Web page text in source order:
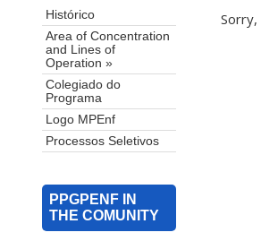
Histórico
Area of ​​Concentration
and Lines of
Operation »
Colegiado do
Programa
Logo MPEnf
Processos Seletivos
PPGPENF IN
THE COMUNITY
Sorry,